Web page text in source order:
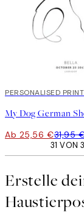
20%*
PERSONALISED PRINT
Ab 25,56 €31,95
31 VON
Erstelle